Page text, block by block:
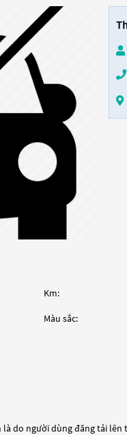
Km:
Màu sắc:
là do người dùng đăng tải